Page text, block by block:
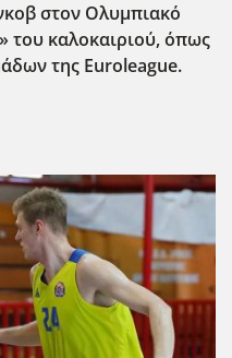
στον Ολυμπιακό
του καλοκαιριού, όπως
της Euroleague.